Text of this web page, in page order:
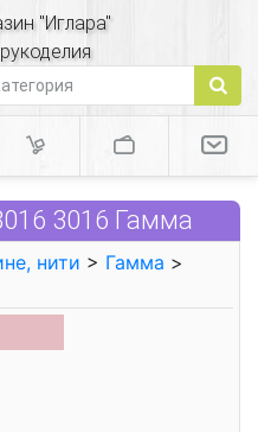
"Иглара"
3016 Гамма
нити > Гамма >